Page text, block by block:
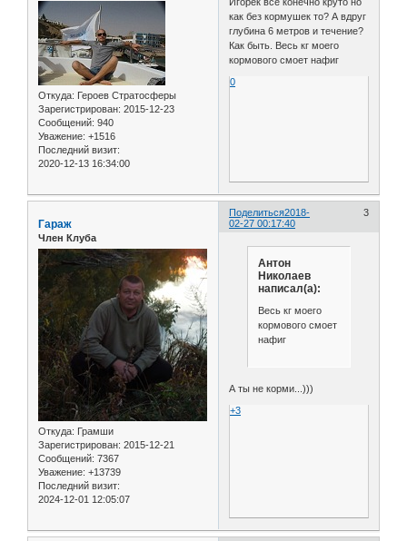
Откуда: Героев Стратосферы
Зарегистрирован: 2015-12-23
Сообщений: 940
Уважение: +1516
Последний визит:
2020-12-13 16:34:00
как без кормушек то? А вдруг
глубина 6 метров и течение?
Как быть. Весь кг моего
кормового смоет нафиг
0
Поделиться 3
2018-
02-27 00:17:40
Гараж
Член Клуба
Откуда: Грамши
Зарегистрирован: 2015-12-21
Сообщений: 7367
Уважение: +13739
Последний визит:
2024-12-01 12:05:07
Антон
Николаев
написал(а):
Весь кг моего
кормового смоет
нафиг
А ты не корми...)))
+3